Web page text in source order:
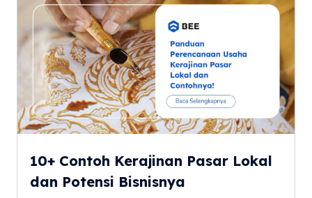
10+ Contoh Kerajinan Pasar Lokal
dan Potensi Bisnisnya